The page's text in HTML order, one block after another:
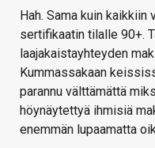
Hah. Sama kuin
sertifikaatin tilalle 90+.
laajakaistayhteyden
Kummassakaan
parannu välttämättä
höynäytettyä ihmisiä
enemmän lupaamatta